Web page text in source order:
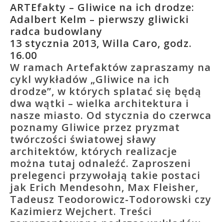
ARTEfakty – Gliwice na ich drodze:
Adalbert Kelm – pierwszy gliwicki
radca budowlany
13 stycznia 2013, Willa Caro, godz.
16.00
W ramach Artefaktów zapraszamy na
cykl wykładów „Gliwice na ich
drodze”, w których splatać się będą
dwa wątki – wielka architektura i
nasze miasto. Od stycznia do czerwca
poznamy Gliwice przez pryzmat
twórczości światowej sławy
architektów, których realizacje
można tutaj odnaleźć. Zaproszeni
prelegenci przywołają takie postaci
jak Erich Mendesohn, Max Fleisher,
Tadeusz Teodorowicz-Todorowski czy
Kazimierz Wejchert. Treści